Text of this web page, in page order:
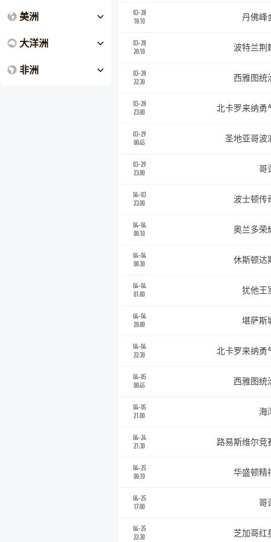
美洲
大洋洲
非洲
03-28
18:10
丹佛峰
03-28
20:10
波特兰荆
03-28
22:30
西雅图统
03-28
23:00
北卡罗来纳勇
03-29
00:45
圣地亚哥波
03-29
23:00
哥
04-03
23:00
波士顿传
04-04
00:10
奥兰多荣
04-04
00:30
休斯顿达
04-04
01:00
犹他王
04-04
20:00
堪萨斯
04-04
22:30
北卡罗来纳勇
04-05
00:45
西雅图统
04-05
21:00
海
04-24
21:30
路易斯维尔竞
04-25
00:10
华盛顿精
04-25
17:00
哥
04-25
22:30
芝加哥红